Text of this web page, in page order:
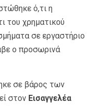
ό,τι η
του χρηματικού
σε εργαστήριο
ο προσωρινά
σε βάρος των
στον Εισαγγελέα